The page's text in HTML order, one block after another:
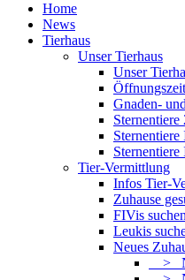
Home
News
Tierhaus
Unser Tierhaus
Unser
Gnaden-
Sternentiere
Sternentiere
Sternentiere
Tier-Vermittlung
Infos Tier-
Zuhause
FIVis
Leukis
Neues
>